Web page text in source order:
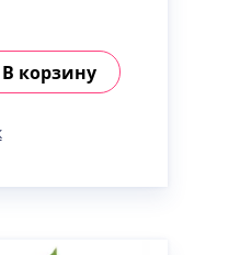
В корзину